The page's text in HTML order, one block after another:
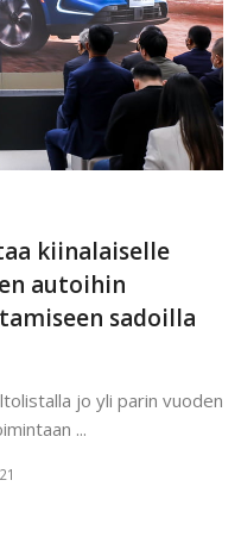
kiinalaiselle
autoihin
sadoilla
jo yli parin vuoden
...